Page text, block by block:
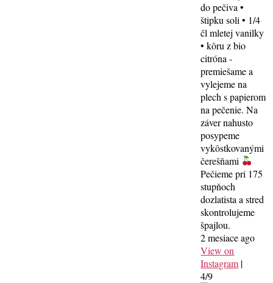
do pečiva •
štipku soli • 1/4
čl mletej vanilky
• kôru z bio
citróna -
premiešame a
vylejeme na
plech s papierom
na pečenie. Na
záver nahusto
posypeme
vykôstkovanými
čerešňami
Pečieme pri 175
stupňoch
dozlatista a stred
skontrolujeme
špajlou.
2 mesiace ago
View on
Instagram |
4/9